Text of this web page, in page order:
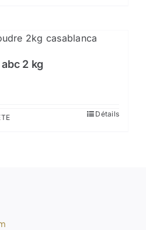
2 kg
Détails